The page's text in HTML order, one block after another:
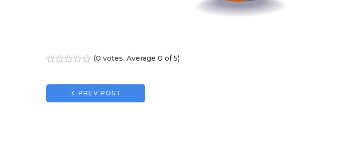
(0 votes. Average 0 of 5)
Navigation
PREV POST